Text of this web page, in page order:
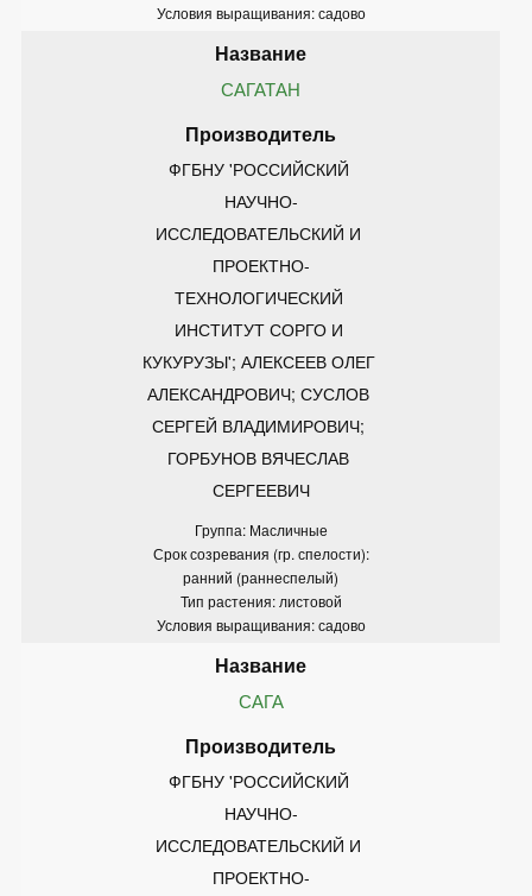
Условия выращивания: садово
САГАТАН
ФГБНУ 'РОССИЙСКИЙ
НАУЧНО-
ИССЛЕДОВАТЕЛЬСКИЙ И
ПРОЕКТНО-
ТЕХНОЛОГИЧЕСКИЙ
ИНСТИТУТ СОРГО И
КУКУРУЗЫ'; АЛЕКСЕЕВ ОЛЕГ
АЛЕКСАНДРОВИЧ; СУСЛОВ
СЕРГЕЙ ВЛАДИМИРОВИЧ;
ГОРБУНОВ ВЯЧЕСЛАВ
СЕРГЕЕВИЧ
Группа: Масличные
Срок созревания (гр. спелости):
ранний (раннеспелый)
Тип растения: листовой
Условия выращивания: садово
САГА
ФГБНУ 'РОССИЙСКИЙ
НАУЧНО-
ИССЛЕДОВАТЕЛЬСКИЙ И
ПРОЕКТНО-